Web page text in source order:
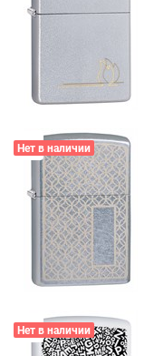
Нет в наличии
Нет в наличии